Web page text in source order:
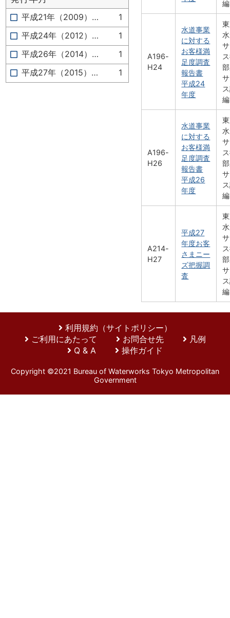
平成21年（2009）10月
1
平成24年（2012）10月
1
平成26年（2014）10月
1
平成27年（2015）12月
1
編
A196-
H24
水道事業
に対する
お客様満
足度調査
報告書
平成24
年度
編
A196-
H26
水道事業
に対する
お客様満
足度調査
報告書
平成26
年度
編
A214-
H27
平成27
年度お客
さまニー
ズ把握調
査
編
利用規約（サイトポリシー）
ご利用にあたって
お問合せ先
凡例
Q & A
操作ガイド
Copyright ©2021 Bureau of Waterworks Tokyo Metropolitan
Government